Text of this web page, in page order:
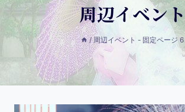
周辺イベント
/ 周辺イベント - 固定ページ 6